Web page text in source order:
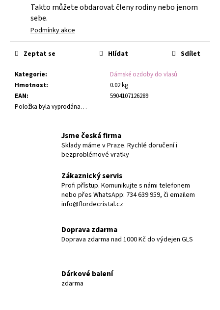
Takto můžete obdarovat členy rodiny nebo jenom
sebe.
Podmínky akce
Kategorie:
Dámské ozdoby do vlasů
Hmotnost:
0.02 kg
EAN:
5904107126289
Položka byla vyprodána…
Zeptat se Hlídat Sdílet
Jsme česká firma
Sklady máme v Praze. Rychlé doručení i
bezproblémové vratky
Zákaznický servis
Profi přístup. Komunikujte s námi telefonem
nebo přes WhatsApp: 734 639 959, či emailem
info@flordecristal.cz
Doprava zdarma
Doprava zdarma nad 1000 Kč do výdejen GLS
Dárkové balení
zdarma